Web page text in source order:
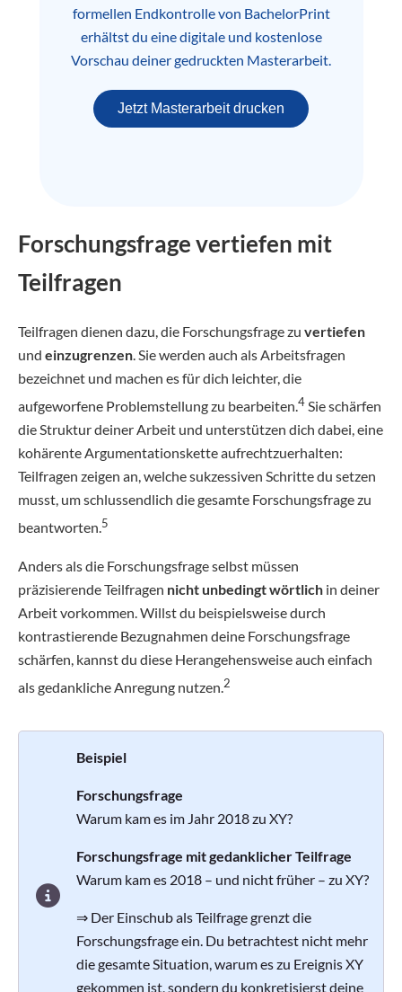
formellen Endkontrolle von BachelorPrint
erhältst du eine digitale und kostenlose
Vorschau deiner gedruckten Masterarbeit.
Jetzt Masterarbeit drucken
Forschungsfrage vertiefen mit
Teilfragen
Teilfragen dienen dazu, die Forschungsfrage zu vertiefen
und einzugrenzen. Sie werden auch als Arbeitsfragen
bezeichnet und machen es für dich leichter, die
aufgeworfene Problemstellung zu bearbeiten.4Sie schärfen
die Struktur deiner Arbeit und unterstützen dich dabei, eine
kohärente Argumentationskette aufrechtzuerhalten:
Teilfragen zeigen an, welche sukzessiven Schritte du setzen
musst, um schlussendlich die gesamte Forschungsfrage zu
beantworten.5
Anders als die Forschungsfrage selbst müssen
präzisierende Teilfragen nicht unbedingt wörtlich in deiner
Arbeit vorkommen. Willst du beispielsweise durch
kontrastierende Bezugnahmen deine Forschungsfrage
schärfen, kannst du diese Herangehensweise auch einfach
als gedankliche Anregung nutzen.2
Beispiel
Forschungsfrage
Warum kam es im Jahr 2018 zu XY?
Forschungsfrage mit gedanklicher Teilfrage
Warum kam es 2018 – und nicht früher – zu XY?
⇒ Der Einschub als Teilfrage grenzt die
Forschungsfrage ein. Du betrachtest nicht mehr
die gesamte Situation, warum es zu Ereignis XY
gekommen ist, sondern du konkretisierst deine